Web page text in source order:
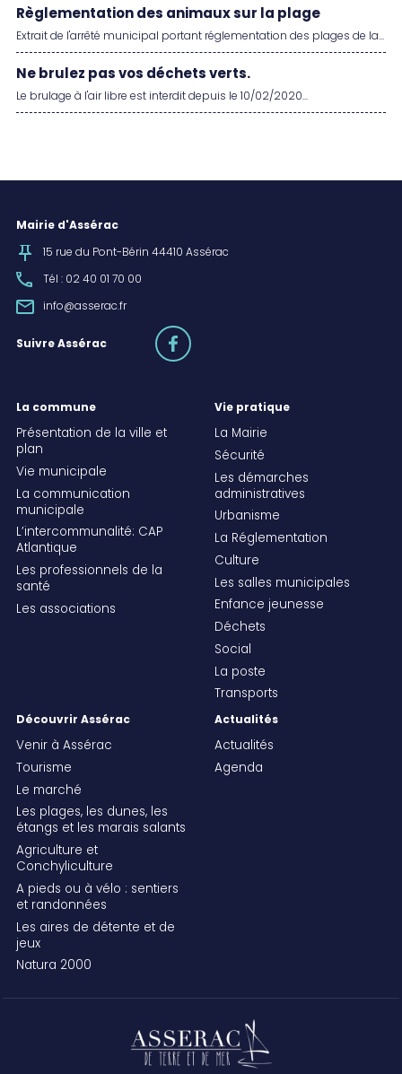
Règlementation des animaux sur la plage
Extrait de l'arrêté municipal portant réglementation des plages de la...
Ne brulez pas vos déchets verts.
Le brulage à l'air libre est interdit depuis le 10/02/2020...
Mairie d'Assérac
15 rue du Pont-Bérin 44410 Assérac
Tél : 02 40 01 70 00
info@asserac.fr
Suivre Assérac facebook
La commune
Présentation de la ville et
plan
Vie municipale
La communication
municipale
L’intercommunalité: CAP
Atlantique
Les professionnels de la
santé
Les associations
Vie pratique
La Mairie
Sécurité
Les démarches
administratives
Urbanisme
La Réglementation
Culture
Les salles municipales
Enfance jeunesse
Déchets
Social
La poste
Transports
Découvrir Assérac
Venir à Assérac
Tourisme
Le marché
Les plages, les dunes, les
étangs et les marais salants
Agriculture et
Conchyliculture
A pieds ou à vélo : sentiers
et randonnées
Les aires de détente et de
jeux
Natura 2000
Actualités
Actualités
Agenda